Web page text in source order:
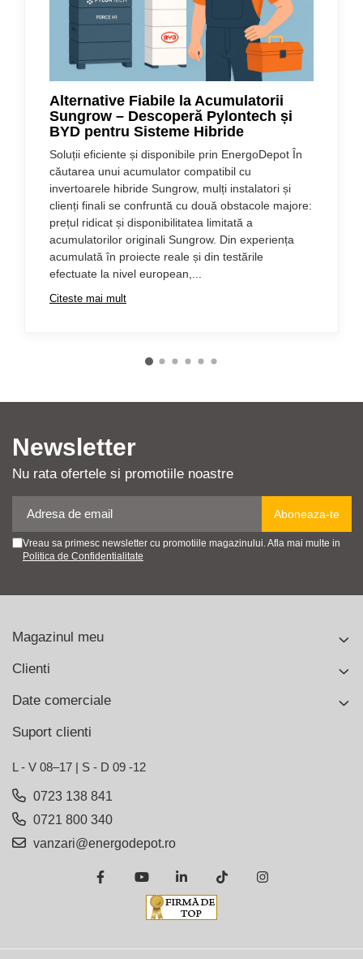
Alternative Fiabile la Acumulatorii
Sungrow – Descoperă Pylontech și
BYD pentru Sisteme Hibride
Soluții eficiente și disponibile prin EnergoDepot În
căutarea unui acumulator compatibil cu
invertoarele hibride Sungrow, mulți instalatori și
clienți finali se confruntă cu două obstacole majore:
prețul ridicat și disponibilitatea limitată a
acumulatorilor originali Sungrow. Din experiența
acumulată în proiecte reale și din testările
efectuate la nivel european,...
Citeste mai mult
Newsletter
Nu rata ofertele si promotiile noastre
Vreau sa primesc newsletter cu promotiile magazinului. Afla mai multe in
Politica de Confidentialitate
Magazinul meu
Clienti
Date comerciale
Suport clienti
L - V 08–17 | S - D 09 -12
0723 138 841
0721 800 340
vanzari@energodepot.ro